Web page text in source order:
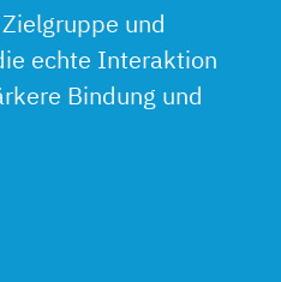
und
echte Interaktion
Bindung und